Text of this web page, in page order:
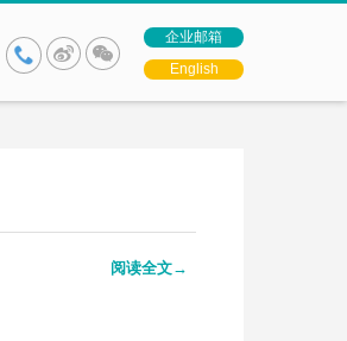
企业邮箱
English
阅读全文→